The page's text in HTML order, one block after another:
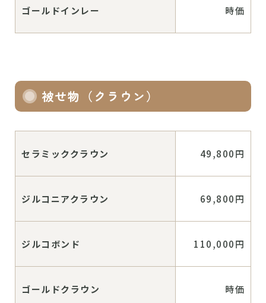
ゴールドインレー 時価
被せ物（クラウン）
セラミッククラウン 49,800円
ジルコニアクラウン 69,800円
ジルコボンド 110,000円
ゴールドクラウン 時価